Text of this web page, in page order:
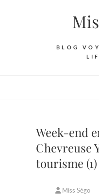
BLOG
Week-end
Chevreuse
tourisme (1)
Miss Ségo